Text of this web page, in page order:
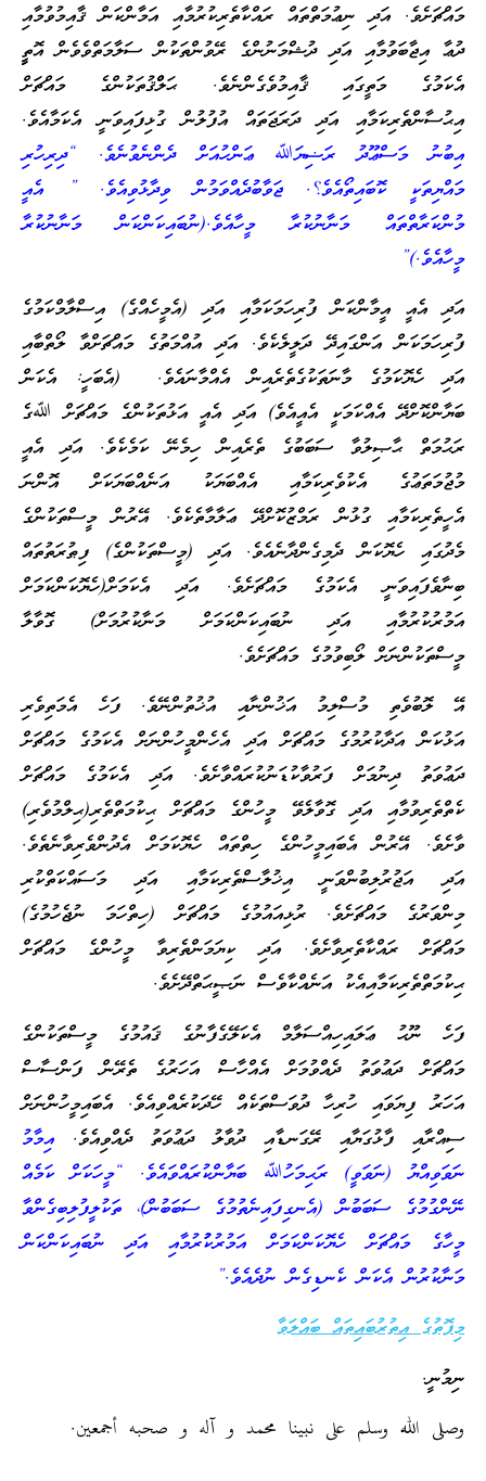
މައްޗަށެވެ. އަދި ނިޢުމަތްތައް ރައްކާތެރިކުރުމާއި އަމާންކަން ޤާއިމުވުމާއި
ދުޢާ އިޖާބަވުމާއި އަދި ދުޝްމަނުންގެ ރޭވުންތަކުން ސަލާމަތްވެވެން އޮތީީ
އެކަމުގެ މަތީގައި ޤާއިމުވެގެންނެވެ. ޙަލްްޤުތަކުންގެ މައްޗަށް
އިޙުސާންތެރިކަމާއި އަދި ދަރަޖަތައް އުފުލުން ގުޅިފައިވަނީ އެކަމާއެވެ.
އިބުނު މަސްޢޫދު ރަޟިޔަﷲ ޢަންހުއަށް ދެންނެވުނެވެ. “ދިރިހުރި
މައްޔިތަކީ ކޮބައިތޯއެވެ؟. ޖަވާބުދެއްވަމުން ވިދާޅުވިއެވެ. ” އެއީ
މުންކަރާތްތައް މަނާނުކުރާ މީހާއެވެ.(ނުބައިކަންކަން މަނާނުކުރާ
މީހާއެވެ.)”
އަދި އެއީ އީމާންކަން ފުރިހަމަކަމާއި އަދި (އެމީހެއްގެ) އިސްލާމްކަމުގެ
ފުރިހަމަކަން އަންގައިދޭ ދަލީލެކެވެ. އަދި އުއްމަތުގެ މައްޗަށްވާ ލޯތްބާއި
އަދި ހެޔޮކަމުގެ މާނަތަކުގެތެރެއިން އެއްމާނައެވެ. (އެބަހީ: އެކަން
ބަޔާންކޮށްދޭ އެއްކަމަކީ އެއީއެވެ) އަދި އެއީ އަޅުތަކުންގެ މައްޗަށް ﷲގެ
ރަޙުމަތް ޙާޞިލުވާ ސަބަބުގެ ތެރެއިން ހިމެނޭ ކަމެކެވެ. އަދި އެއީ
މުޖުމަތަޢުގެ އެކުވެރިކަމާއި އެއްބަޔަކު އަނެއްބަޔަކަށް އޮންނަ
އެހީތެރިކަމާއި ގުޅުން ރަމްޒުކޮށްދޭ ޢަލާމާތެކެވެ. އޭރުން މީސްތަކުންގެ
މެދުގައި ހެޔޮކަން ދެމިގެންދާނެއެވެ. އަދި (މީސްތަކުންގެ) ފިޠުރަތުތައް
ބިނާވެފައިވަނީ އެކަމުގެ މައްޗަށެވެ. އަދި އެކަމަށް(ހެޔޮކަންކަމަށް
އަމުރުކުރުމާއި އަދި ނުބައިކަންކަމަށް މަނާކުރުމަށް) ގޮވާލާ
މީސްތަކުންނަށް ލޯބިވުމުގެ މައްޗަށެވެ.
އޭ ލޮބުވެތި މުސްލިމު އަޚުންނާއި އުޚުތުންނޭވެ. ފަހެ އެމަތިވެރި
އަޅުކަން އަދާކުރުމުގެ މައްޗަށް އަދި އެހެންމީހުންނަށް އެކަމުގެ މައްޗަށް
ދަޢުވަތު ދިނުމަށް ފަރުވާކުޑަނުކުރައްވާށެވެ. އަދި އެކަމުގެ މައްޗަށް
ކެތްތެރިވުމާއި އަދި ގޮވާލެވޭ މީހުންގެ މައްޗަށް ޙިކުމަތްތެރި(ޙިލްމުވެރި)
ވާށެވެ. އޭރުން އެބައިމީހުންގެ ހިތްތައް ހެޔޮކަމަށް އެދުންވެރިވާނެތެވެ.
އަދި އަޖުރުލިބުންވަނީ އިޚުލާސްތެރިކަމާއި އަދި މަސައްކަތްކުރި
މިންވަރުގެ މައްޗަށެވެ. ރުޅިއައުމުގެ މައްޗަށް (ހިތްހަމަ ނުޖެހުމުގެ)
މައްޗަށް ރައްކާތެރިވާށެވެ. އަދި ކިޔަމަންތެރިވާ މީހުންގެ މައްޗަށް
ޙިކުމަތްތެރިކަމާއިއެކު އަނެއްކާވެސް ނަޞީޙަތްދޭށެވެ.
ފަހެ ނޫޙު ޢަލައިހިއްސަލާމް އެކަލޭގެފާނުގެ ޤައުމުގެ މީސްތަކުންގެ
މައްޗަށް ދަޢުވަތު ދެއްވުމަށް އެއްހާސް އަހަރުގެ ތެރޭން ފަންސާސް
އަހަރު ފިޔަވައި ހުރިހާ ދުވަސްތަކެއް ހޭދަކުރެއްވިއެވެ. އެބައިމީހުންނަށް
ސިއްރާއި ފާޅުގަޔާއި ރޭގަނޑާއި ދުވާލު ދަޢުވަތު ދެއްވިއެވެ. އިމާމު
ނަވަވިއްޔު (ނަވަވީ) ރަޙިމަހުﷲ ބަޔާންކުރައްވައެވެ. “މީހަކަށް ކަމެއް
ނޭންގުމުގެ ސަބަބުން (އެނގިފައިނެތުމުގެ ސަބަބުން)، ތަކުލީފުލިބިގެންވާ
މީހާގެ މައްޗަށް ހެޔޮކަންކަމަށް އަމުރުކުުރުމާއި އަދި ނުބައިކަންކަން
މަނާކުރުން އެކަން ކެނޑިގެން ނުދެއެވެ.”
މިފޮތުގެ އިތުރުބައިތައް ބައްލަވާ
ނިމުނީ.
وصلى الله وسلم على نبينا محمد و آله و صحبه أجمعين.